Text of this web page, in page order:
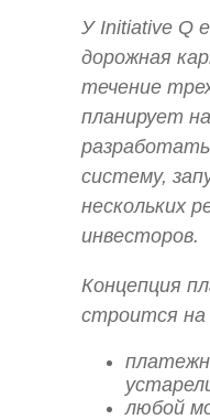
У Initiative Q
дорожная
течение
планирует
систему,
нескольких
инвесторов.
Концепция
строится
любой